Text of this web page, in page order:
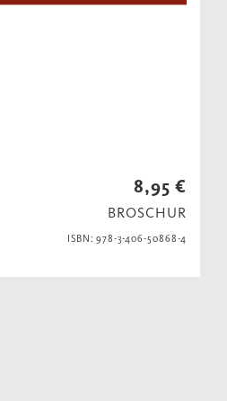
8,95 €
BROSCHUR
ISBN: 978-3-406-50868-4